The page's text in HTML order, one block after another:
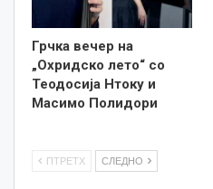
Грчка вечер на
„Охридско лето“ со
Теодосија Нтоку и
Масимо Полидори
ПТРЕТХ СЛЕДНО